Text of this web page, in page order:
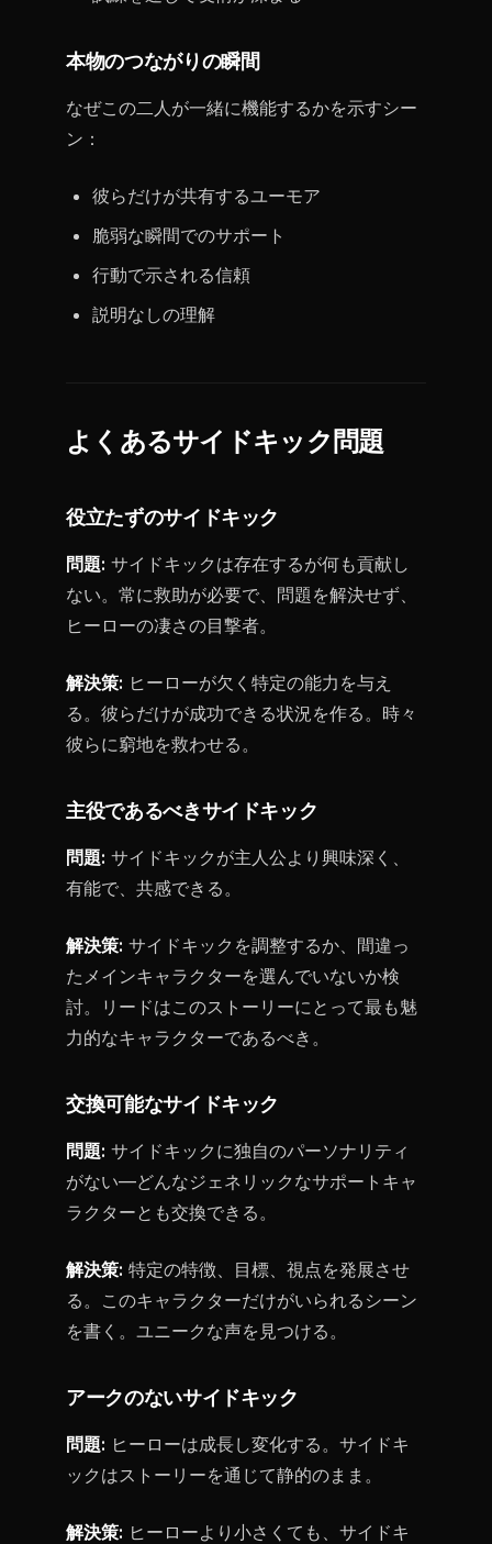
本物のつながりの瞬間
なぜこの二人が一緒に機能するかを示すシー
ン：
彼らだけが共有するユーモア
脆弱な瞬間でのサポート
行動で示される信頼
説明なしの理解
よくあるサイドキック問題
役立たずのサイドキック
問題: サイドキックは存在するが何も貢献し
ない。常に救助が必要で、問題を解決せず、
ヒーローの凄さの目撃者。
解決策: ヒーローが欠く特定の能力を与え
る。彼らだけが成功できる状況を作る。時々
彼らに窮地を救わせる。
主役であるべきサイドキック
問題: サイドキックが主人公より興味深く、
有能で、共感できる。
解決策: サイドキックを調整するか、間違っ
たメインキャラクターを選んでいないか検
討。リードはこのストーリーにとって最も魅
力的なキャラクターであるべき。
交換可能なサイドキック
問題: サイドキックに独自のパーソナリティ
がない—どんなジェネリックなサポートキャ
ラクターとも交換できる。
解決策: 特定の特徴、目標、視点を発展させ
る。このキャラクターだけがいられるシーン
を書く。ユニークな声を見つける。
アークのないサイドキック
問題: ヒーローは成長し変化する。サイドキ
ックはストーリーを通じて静的のまま。
解決策: ヒーローより小さくても、サイドキ